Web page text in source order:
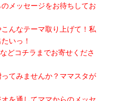
メッセージをお待ちしてお
んなテーマ取り上げて！私
いっ！
どコチラまでお寄せくださ
てみませんか？ママスタが